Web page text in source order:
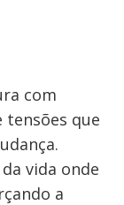
com
que
vida onde
a